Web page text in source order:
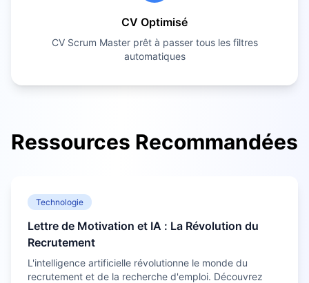
CV Optimisé
CV Scrum Masterprêt à passer tous les filtres
automatiques
Ressources Recommandées
Technologie
Lettre de Motivation et IA : La Révolution du
Recrutement
L'intelligence artificielle révolutionne le monde du
recrutement et de la recherche d'emploi. Découvrez